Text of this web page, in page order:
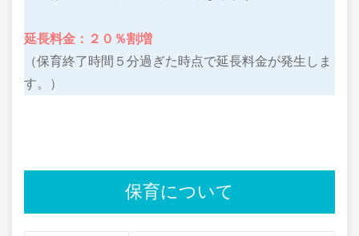
延長料金：２０％割増
（保育終了時間５分過ぎた時点で延長料金が発生しま
す。）
保育について